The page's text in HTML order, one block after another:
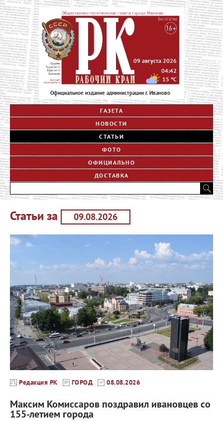
Официальное издание администрации г. Иваново
09 августа 2026
04:42
15 °C
ГАЗЕТА
НОВОСТИ
СТАТЬИ
ФОТО
ОФИЦИАЛЬНО
ДОСТАВКА
Статьи за
Редакция РК ГОРОД 08.08.2026
Максим Комиссаров поздравил ивановцев со
155-летием города